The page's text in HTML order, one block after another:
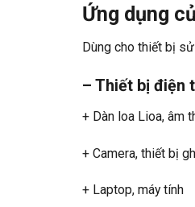
Ứng dụng
Dùng cho thiết bị
– Thiết bị điện
+ Dàn loa Lioa, âm
+ Camera, thiết bị
+ Laptop, máy tính